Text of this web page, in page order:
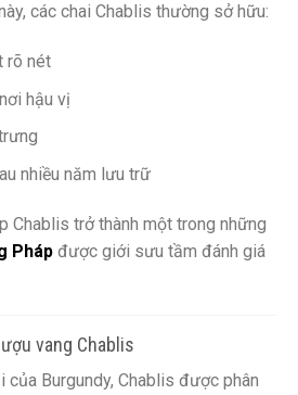
các chai Chablis thường sở hữu:
rõ nét
hậu vị
nhiều năm lưu trữ
Chablis trở thành một trong những
Pháp được giới sưu tầm đánh giá
vang Chablis
của Burgundy, Chablis được phân